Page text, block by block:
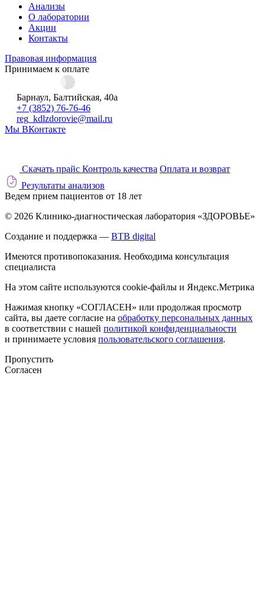
Анализы
О лаборатории
Акции
Контакты
Правовая информация
Принимаем к оплате
Барнаул, Балтийская, 40а
+7 (3852) 76-76-46
reg_kdlzdorovie@mail.ru
Мы ВКонтакте
Скачать прайс Контроль качества Оплата и возврат
Результаты анализов
Ведем прием пациентов от 18 лет
© 2026 Клинико-диагностическая лаборатория «ЗДОРОВЬЕ»
Создание и поддержка — BTB digital
Имеются противопоказания. Необходима консультация
специалиста
На этом сайте используются cookie-файлы и Яндекс.Метрика
Нажимая кнопку «СОГЛАСЕН» или продолжая просмотр
сайта, вы даете согласие на обработку персональных данных
в соответствии с нашей политикой конфиденциальности
и принимаете условия пользовательского соглашения.
Пропустить
Согласен